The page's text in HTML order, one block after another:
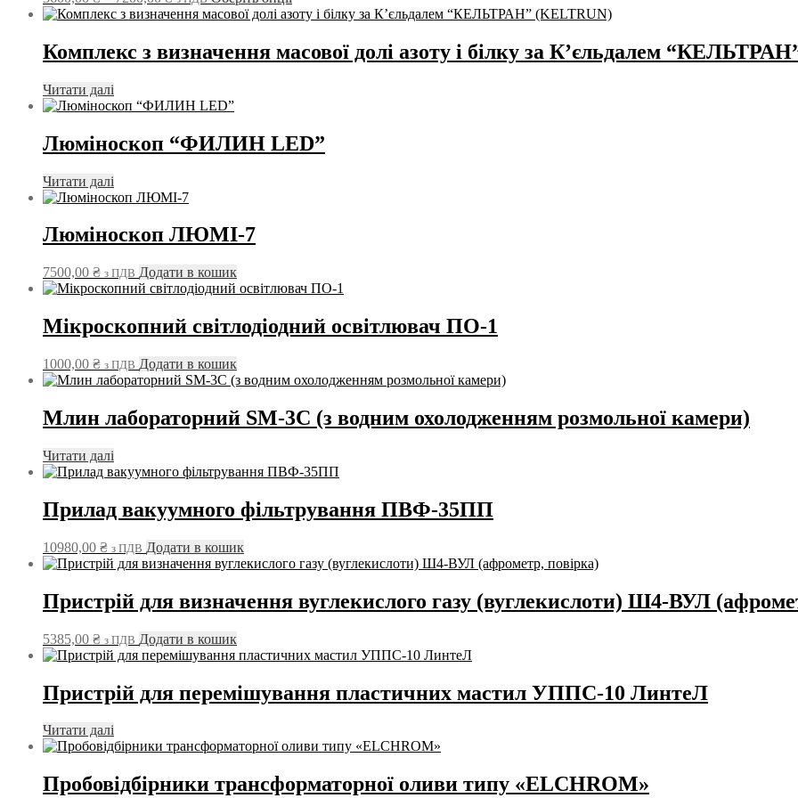
цін:
до
товар
варіантів.
сторінці
товару
Комплекс з визначення масової долі азоту і білку за К’єльдалем
Читати далі
Люміноскоп “ФИЛИН LED”
Читати далі
Люміноскоп ЛЮМІ-7
7500,00 ₴ з ПДВ Додати в кошик
Мікроскопний світлодіодний освітлювач ПО-1
1000,00 ₴ з ПДВ Додати в кошик
Млин лабораторний SM-3C (з водним охолодженням розмольної камери)
Читати далі
Прилад вакуумного фільтрування ПВФ-35ПП
10980,00 ₴ з ПДВ Додати в кошик
Пристрій для визначення вуглекислого газу (вуглекислоти) Ш4-ВУЛ
5385,00 ₴ з ПДВ Додати в кошик
Пристрій для перемішування пластичних мастил УППС-10 ЛинтеЛ
Читати далі
Пробовідбірники трансформаторної оливи типу «ELCHROM»